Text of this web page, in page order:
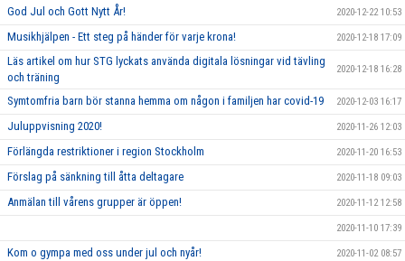
God Jul och Gott Nytt År! 2020-12-22 10:53
Musikhjälpen - Ett steg på händer för varje krona! 2020-12-18 17:09
Läs artikel om hur STG lyckats använda digitala lösningar vid tävling
och träning
2020-12-18 16:28
Symtomfria barn bör stanna hemma om någon i familjen har covid-19 2020-12-03 16:17
Juluppvisning 2020! 2020-11-26 12:03
Förlängda restriktioner i region Stockholm 2020-11-20 16:53
Förslag på sänkning till åtta deltagare 2020-11-18 09:03
Anmälan till vårens grupper är öppen! 2020-11-12 12:58
2020-11-10 17:39
Kom o gympa med oss under jul och nyår! 2020-11-02 08:57